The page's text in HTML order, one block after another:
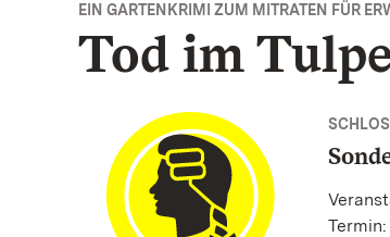
EIN GARTENKRIMI ZUM MITRATEN FÜR
Tod im